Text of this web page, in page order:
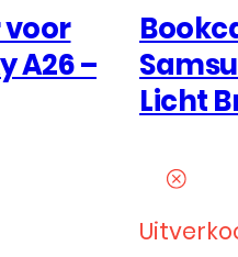
voor
A26 –
Licht